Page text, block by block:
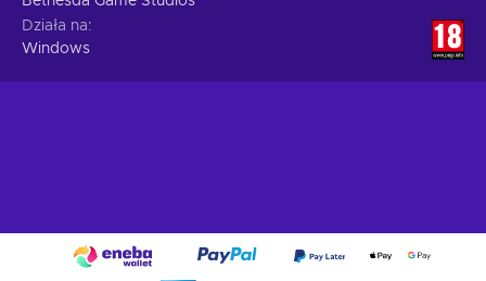
Działa na
Windows